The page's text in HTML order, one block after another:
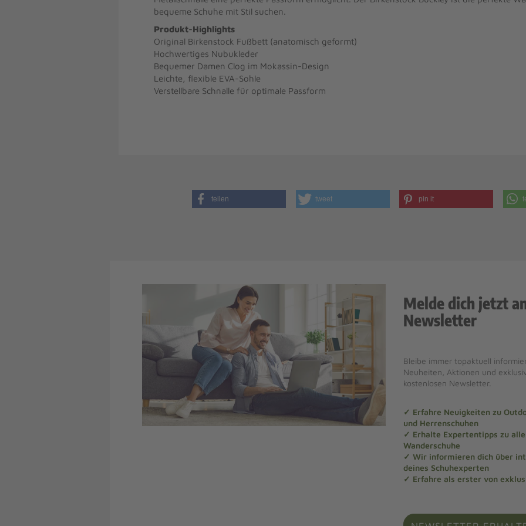
bequeme Schuhe mit Stil suchen.
Produkt-Highlights
Original Birkenstock Fußbett (anatomisch geformt)
Hochwertiges Nubukleder
Bequemer Damen Clog im Mokassin-Design
Leichte, flexible EVA-Sohle
Verstellbare Schnalle für optimale Passform
teilen tweet pin it
Melde dich jetzt
Newsletter
Bleibe immer topaktuell
Neuheiten, Aktionen und
kostenlosen Newsletter.
✓ Erfahre Neuigkeiten zu
und Herrenschuhen
✓ Erhalte Expertentipps zu
Wanderschuhe
✓ Wir informieren dich über
deines Schuhexperten
✓ Erfahre als erster von